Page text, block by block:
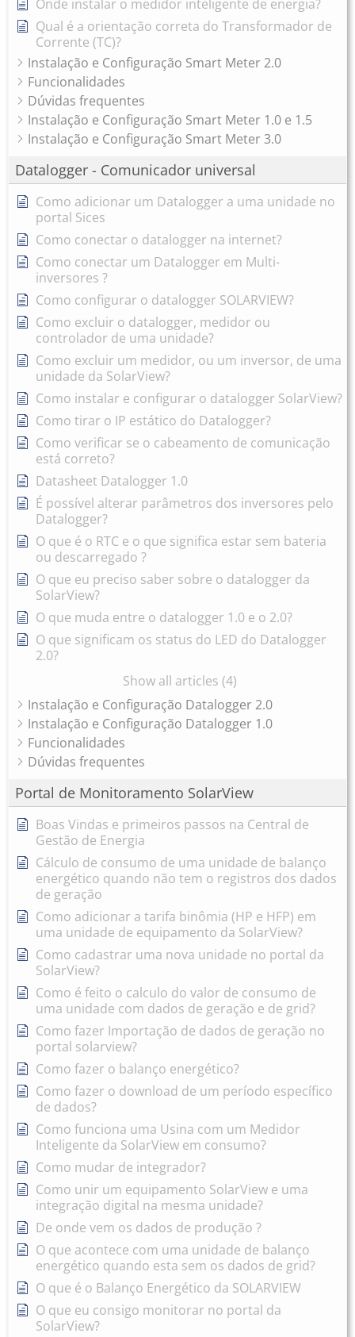
Onde instalar o medidor inteligente de energia?
Qual é a orientação correta do Transformador de
Corrente (TC)?
Instalação e Configuração Smart Meter 2.0
Funcionalidades
Dúvidas frequentes
Instalação e Configuração Smart Meter 1.0 e 1.5
Instalação e Configuração Smart Meter 3.0
Datalogger - Comunicador universal
Como adicionar um Datalogger a uma unidade no
portal Sices
Como conectar o datalogger na internet?
Como conectar um Datalogger em Multi-
inversores ?
Como configurar o datalogger SOLARVIEW?
Como excluir o datalogger, medidor ou
controlador de uma unidade?
Como excluir um medidor, ou um inversor, de uma
unidade da SolarView?
Como instalar e configurar o datalogger SolarView?
Como tirar o IP estático do Datalogger?
Como verificar se o cabeamento de comunicação
está correto?
Datasheet Datalogger 1.0
É possível alterar parâmetros dos inversores pelo
Datalogger?
O que é o RTC e o que significa estar sem bateria
ou descarregado ?
O que eu preciso saber sobre o datalogger da
SolarView?
O que muda entre o datalogger 1.0 e o 2.0?
O que significam os status do LED do Datalogger
2.0?
Show all articles (4)
Instalação e Configuração Datalogger 2.0
Instalação e Configuração Datalogger 1.0
Funcionalidades
Dúvidas frequentes
Portal de Monitoramento SolarView
Boas Vindas e primeiros passos na Central de
Gestão de Energia
Cálculo de consumo de uma unidade de balanço
energético quando não tem o registros dos dados
de geração
Como adicionar a tarifa binômia (HP e HFP) em
uma unidade de equipamento da SolarView?
Como cadastrar uma nova unidade no portal da
SolarView?
Como é feito o calculo do valor de consumo de
uma unidade com dados de geração e de grid?
Como fazer Importação de dados de geração no
portal solarview?
Como fazer o balanço energético?
Como fazer o download de um período específico
de dados?
Como funciona uma Usina com um Medidor
Inteligente da SolarView em consumo?
Como mudar de integrador?
Como unir um equipamento SolarView e uma
integração digital na mesma unidade?
De onde vem os dados de produção ?
O que acontece com uma unidade de balanço
energético quando esta sem os dados de grid?
O que é o Balanço Energético da SOLARVIEW
O que eu consigo monitorar no portal da
SolarView?